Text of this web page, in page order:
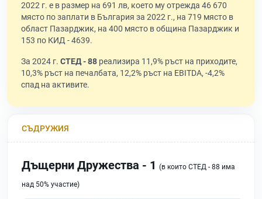
2022 г. е в размер на 691 лв, което му отрежда 46 670
място по заплати в България за 2022 г., на 719 място в
област Пазарджик, на 400 място в община Пазарджик и
153 по КИД - 4639.
За 2024 г. СТЕД - 88 реализира 11,9% ръст на приходите,
10,3% ръст на печалбата, 12,2% ръст на EBITDA, -4,2%
спад на активите.
СЪДРУЖИЯ
Дъщерни Дружества - 1 (в които СТЕД - 88 има
над 50% участие)